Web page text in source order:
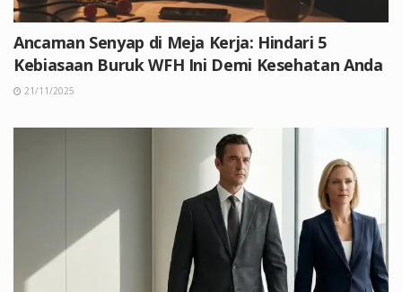
Ancaman Senyap di Meja Kerja: Hindari 5
Kebiasaan Buruk WFH Ini Demi Kesehatan Anda
21/11/2025